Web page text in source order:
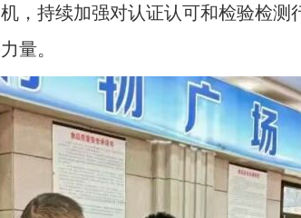
，持续加强对认证认可和检验检
量。